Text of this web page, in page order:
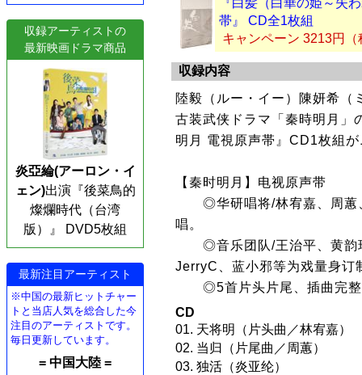
収録アーティストの
最新映画ドラマ商品
炎亞綸(アーロン・イ
ェン)出演『後菜鳥的
燦爛時代（台湾
版）』 DVD5枚組
最新注目アーティスト
※中国の最新ヒットチャー
トと当店人気を総合した今
注目のアーティストです。
毎日更新しています。
= 中国大陸 =
『白髪（白華の姫～失
帯』 CD全1枚組
キャンペーン 3213円（
収録内容
陸毅（ルー・イー）陳妍希
古装武侠ドラマ「秦時明月」
明月 電視原声帯』CD1枚組
【秦时明月】电视原声带
◎华研唱将/林宥嘉、周蕙
唱。
◎音乐团队/王治平、黄韵
JerryC、蓝小邪等为戏量身订
◎5首片头片尾、插曲完整
CD
01. 天将明（片头曲／林宥嘉）
02. 当归（片尾曲／周蕙）
03. 独活（炎亚纶）